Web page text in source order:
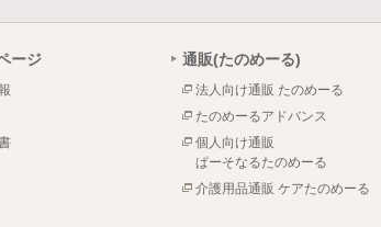
ージ 通販(たのめーる)
法人向け通販 たのめーる
たのめーるアドバンス
個人向け通販
ぱーそなるたのめーる
介護用品通販 ケアたのめーる